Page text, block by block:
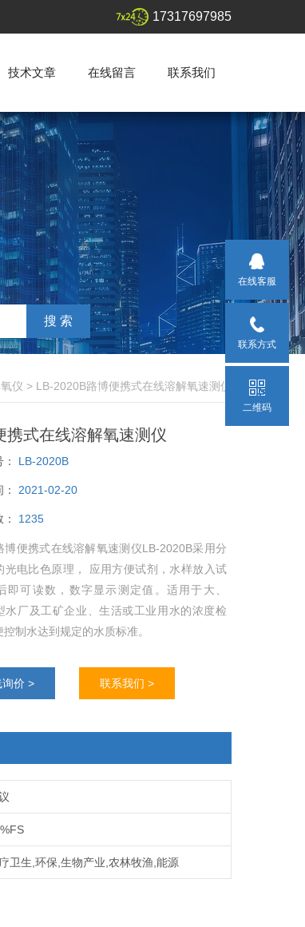
17317697985
技术文章 在线留言 联系我们
仪 > LB-2020B路博便携式在线溶解氧速测仪
携式在线溶解氧速测仪
LB-2020B
2021-02-20
1235
博便携式在线溶解氧速测仪LB-2020B采用分
光电比色原理， 应用方便试剂，水样放入试
即可读数，数字显示测定值。适用于大、
水厂及工矿企业、生活或工业用水的浓度检
制水达到规定的水质标准。
询价 > 联系我们 >
卫生,环保,生物产业,农林牧渔,能源
在线客服
联系方式
二维码